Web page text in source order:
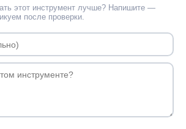
этот инструмент лучше? Напишите —
после проверки.